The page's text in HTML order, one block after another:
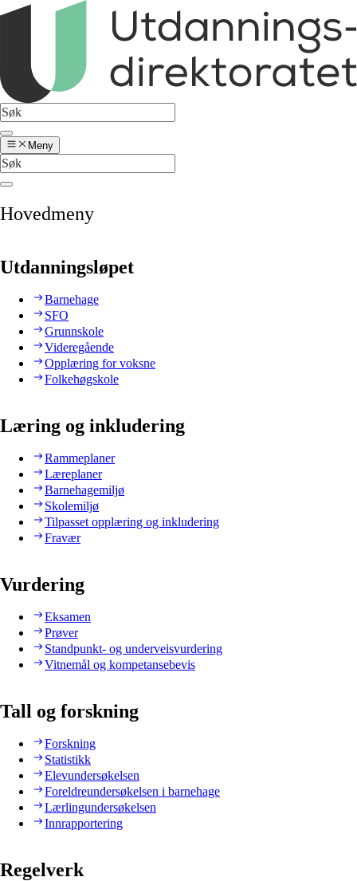
Meny
Hovedmeny
Utdanningsløpet
Barnehage
SFO
Grunnskole
Videregående
Opplæring for voksne
Folkehøgskole
Læring og inkludering
Rammeplaner
Læreplaner
Barnehagemiljø
Skolemiljø
Tilpasset opplæring og inkludering
Fravær
Vurdering
Eksamen
Prøver
Standpunkt- og underveisvurdering
Vitnemål og kompetansebevis
Tall og forskning
Forskning
Statistikk
Elevundersøkelsen
Foreldreundersøkelsen i barnehage
Lærlingundersøkelsen
Innrapportering
Regelverk